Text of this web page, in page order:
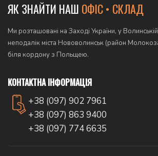
ЯК ЗНАЙТИ НАШ ОФІС • СКЛАД
Ми розташовані на Заході України, у Волинській
неподалік міста Нововолинськ (район
біля кордону з Польщею.
КОНТАКТНА ІНФОРМАЦІЯ
+38 (097) 902 7961
+38 (097) 863 9400
+38 (097) 774 6635